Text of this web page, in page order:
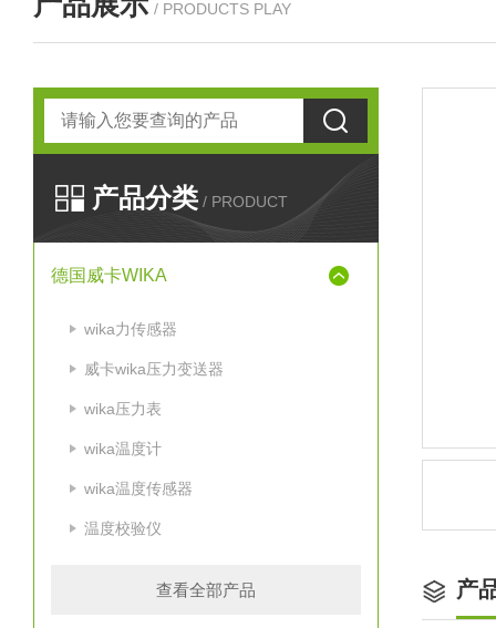
/ PRODUCTS PLAY
产品分类 / PRODUCT
德国威卡WIKA
wika力传感器
威卡wika压力变送器
wika压力表
wika温度计
wika温度传感器
温度校验仪
查看全部产品 产